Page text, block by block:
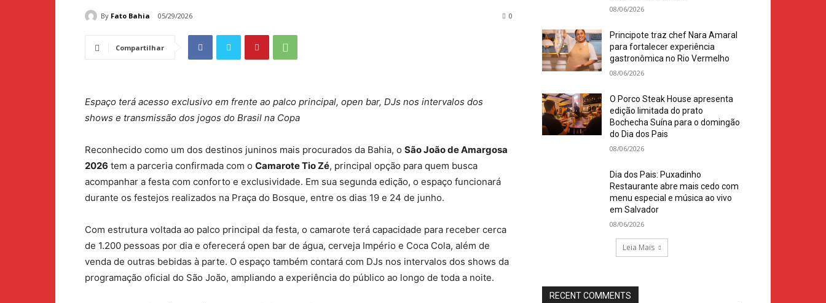
By Fato Bahia 05/29/2026 0
Compartilhar
Espaço terá acesso exclusivo em frente ao palco principal, open bar, DJs nos intervalos dos
shows e transmissão dos jogos do Brasil na Copa
Reconhecido como um dos destinos juninos mais procurados da Bahia, o São João de Amargosa
2026 tem a parceria confirmada com o Camarote Tio Zé, principal opção para quem busca
acompanhar a festa com conforto e exclusividade. Em sua segunda edição, o espaço funcionará
durante os festejos realizados na Praça do Bosque, entre os dias 19 e 24 de junho.
Com estrutura voltada ao palco principal da festa, o camarote terá capacidade para receber cerca
de 1.200 pessoas por dia e oferecerá open bar de água, cerveja Império e Coca Cola, além de
venda de outras bebidas à parte. O espaço também contará com DJs nos intervalos dos shows da
programação oficial do São João, ampliando a experiência do público ao longo de toda a noite.
08/06/2026
Principote traz chef Nara Amaral
para fortalecer experiência
gastronômica no Rio Vermelho
08/06/2026
O Porco Steak House apresenta
edição limitada do prato
Bochecha Suína para o domingão
do Dia dos Pais
08/06/2026
Dia dos Pais: Puxadinho
Restaurante abre mais cedo com
menu especial e música ao vivo
em Salvador
08/06/2026
Leia Mais
RECENT COMMENTS